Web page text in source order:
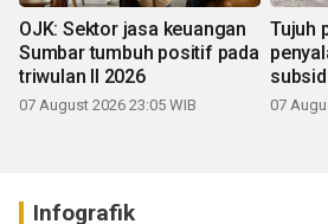
OJK: Sektor jasa keuangan
Sumbar tumbuh positif pada
triwulan II 2026
07 August 2026 23:05 WIB
Tujuh
07
Infografik